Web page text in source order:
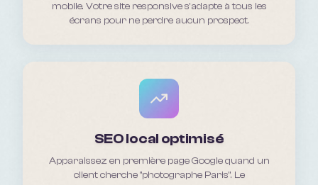
mobile. Votre site responsive s'adapte à tous les
écrans pour ne perdre aucun prospect.
SEO local optimisé
Apparaissez en première page Google quand un
client cherche "photographe Paris". Le